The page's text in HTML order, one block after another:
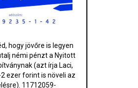
hogy jövőre is legyen
némi pénzt a Nyitott
(azt írja Laci,
ezer forint is növeli az
11712059-